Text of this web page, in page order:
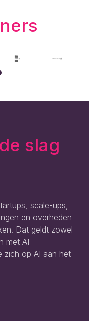
slag
scale-ups,
en overheden
Dat geldt zowel
met AI-
zich op AI aan het